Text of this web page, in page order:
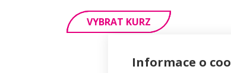
VYBRAT KURZ
Informace o